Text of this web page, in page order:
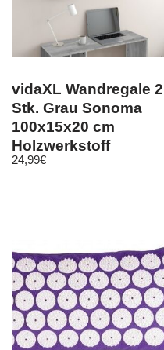
vidaXL Wandregale 2
Stk. Grau Sonoma
100x15x20 cm
Holzwerkstoff
24,99€